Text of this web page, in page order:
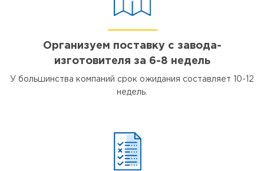
Организуем поставку с завода-
изготовителя за 6-8 недель
У большинства компаний срок ожидания составляет 10-12
недель.